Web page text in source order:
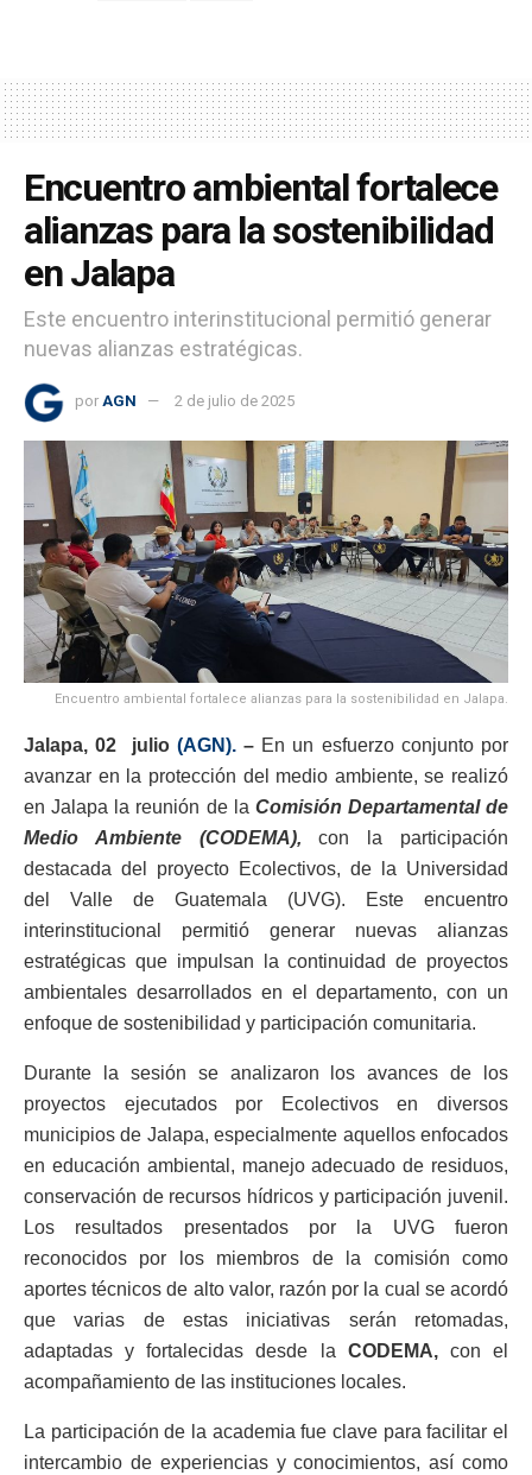
Encuentro ambiental fortalece
alianzas para la sostenibilidad
en Jalapa
Este encuentro interinstitucional permitió generar
nuevas alianzas estratégicas.
por AGN 2 de julio de 2025
Encuentro ambiental fortalece alianzas para la sostenibilidad en Jalapa.
Jalapa, 02 julio (AGN).– En un esfuerzo conjunto por
avanzar en la protección del medio ambiente, se realizó
en Jalapa la reunión de la Comisión Departamental de
Medio Ambiente (CODEMA), con la participación
destacada del proyecto Ecolectivos, de la Universidad
del Valle de Guatemala (UVG). Este encuentro
interinstitucional permitió generar nuevas alianzas
estratégicas que impulsan la continuidad de proyectos
ambientales desarrollados en el departamento, con un
enfoque de sostenibilidad y participación comunitaria.
Durante la sesión se analizaron los avances de los
proyectos ejecutados por Ecolectivos en diversos
municipios de Jalapa, especialmente aquellos enfocados
en educación ambiental, manejo adecuado de residuos,
conservación de recursos hídricos y participación juvenil.
Los resultados presentados por la UVG fueron
reconocidos por los miembros de la comisión como
aportes técnicos de alto valor, razón por la cual se acordó
que varias de estas iniciativas serán retomadas,
adaptadas y fortalecidas desde la CODEMA,con el
acompañamiento de las instituciones locales.
La participación de la academia fue clave para facilitar el
intercambio de experiencias y conocimientos, así como